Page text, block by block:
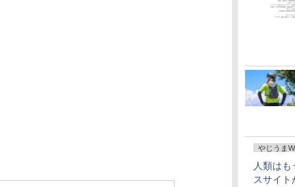
やじうま
人類は
スサイ